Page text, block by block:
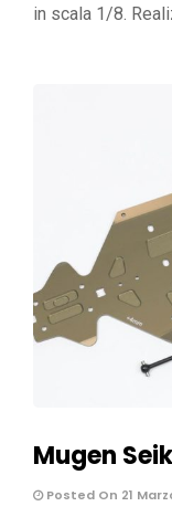
in scala 1/8.
Mugen
Posted On 21